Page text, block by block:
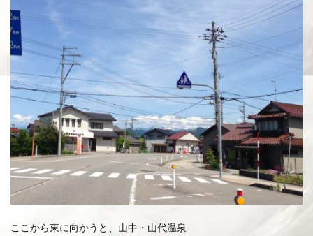
ここから東に向かうと、山中・山代温泉